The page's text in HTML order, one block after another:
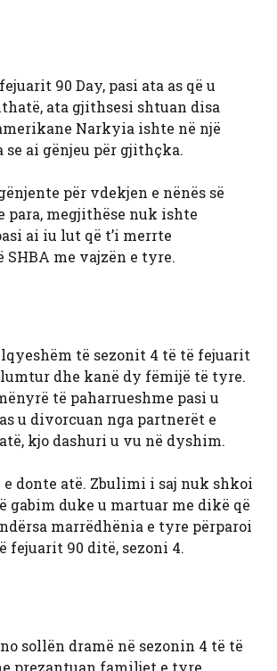
90 Day, pasi ata as që u
ata gjithsesi shtuan disa
Narkyia ishte në një
ai gënjeu për gjithçka.
për vdekjen e nënës së
para, megjithëse nuk ishte
ai iu lut që t’i merrte
me vajzën e tyre.
të sezonit 4 të të fejuarit
dhe kanë dy fëmijë të tyre.
të paharrueshme pasi u
u divorcuan nga partnerët e
kjo dashuri u vu në dyshim.
donte atë. Zbulimi i saj nuk shkoi
gabim duke u martuar me dikë që
marrëdhënia e tyre përparoi
fejuarit 90 ditë, sezoni 4.
sollën dramë në sezonin 4 të të
prezantuan familjet e tyre